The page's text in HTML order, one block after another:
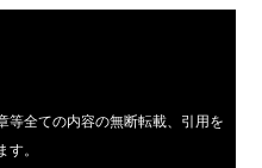
等全ての内容の無断転載、引用を
す。